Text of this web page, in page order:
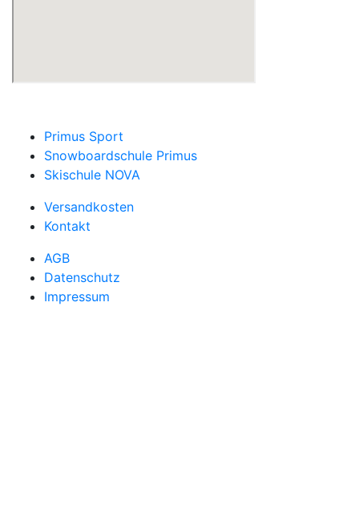
Primus Sport
Snowboardschule Primus
Skischule NOVA
Versandkosten
Kontakt
AGB
Datenschutz
Impressum